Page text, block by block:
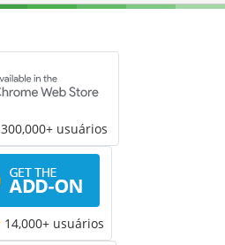
300,000+ usuários
14,000+ usuários